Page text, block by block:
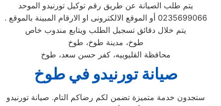
يتم طلب الصيانة عن طريق رقم توكيل تورنيدو الموحد
0235699066 أو الموقع الالكترونى او الارقام المبينة بالموقع .
يتم خلال دقائق تسجيل الطلب ويتابع مندوب خاص
طوخ، مدينة طوخ، طوخ
محافظة القليوبيه، كفر حسن سعد، طوخ
صيانة تورنيدو في طوخ
ستجدون خدمة متميزة تضمن لكم رضاكم التام. صيانة تورنيدو